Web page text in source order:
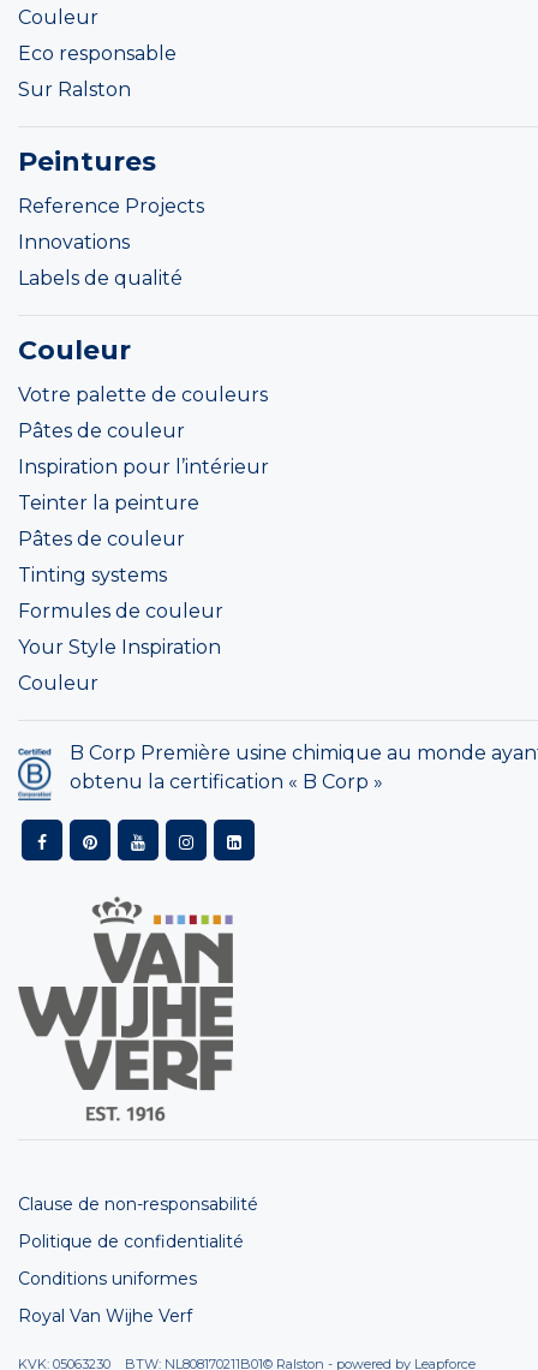
Couleur
Eco responsable
Sur Ralston
Peintures
Reference Projects
Innovations
Labels de qualité
Couleur
Votre palette de couleurs
Pâtes de couleur
Inspiration pour l’intérieur
Teinter la peinture
Pâtes de couleur
Tinting systems
Formules de couleur
Your Style Inspiration
Couleur
B Corp Première usine chimique au monde
obtenu la certification « B Corp »
Clause de non-responsabilité
Politique de confidentialité
Conditions uniformes
Royal Van Wijhe Verf
KVK: 05063230 BTW: NL808170211B01© Ralston - powered by Leapforce